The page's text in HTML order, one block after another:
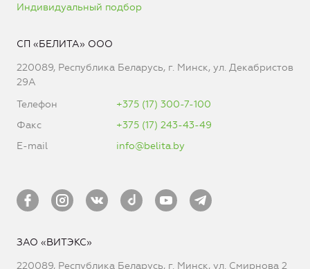
Индивидуальный подбор
СП «БЕЛИТА» ООО
220089, Республика Беларусь, г. Минск, ул. Декабристов
29А
Телефон
+375 (17) 300-7-100
Факс
+375 (17) 243-43-49
E-mail
info@belita.by
ЗАО «ВИТЭКС»
220089, Республика Беларусь, г. Минск, ул. Смирнова 2